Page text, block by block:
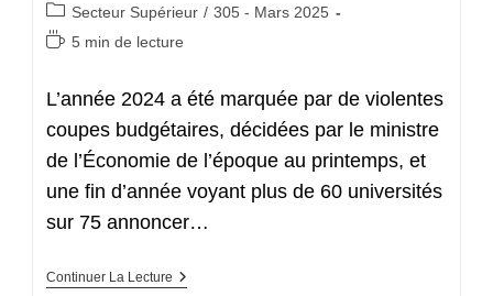
Post
category:
Secteur Supérieur / 305 - Mars 2025
Temps
lecture :
5 min de lecture
L’année 2024 a été marquée par de violentes
coupes budgétaires, décidées par le ministre
de l’Économie de l’époque au printemps, et
une fin d’année voyant plus de 60 universités
sur 75 annoncer…
Continuer La Lecture Face